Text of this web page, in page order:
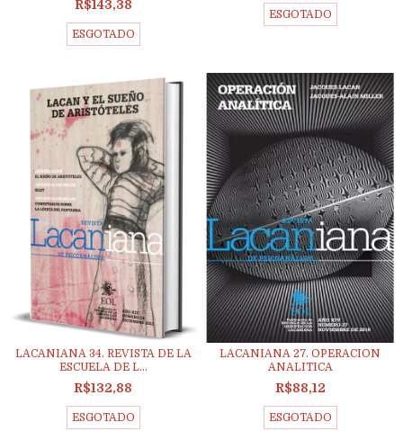
R$143,38
ESGOTADO
ESGOTADO
LACANIANA 34. REVISTA DE LA
ESCUELA DE L...
R$132,88
ESGOTADO
LACANIANA 27. OPERACION
ANALITICA
R$88,12
ESGOTADO